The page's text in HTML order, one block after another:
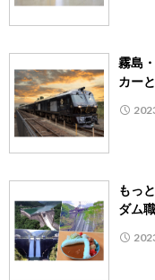
霧島
カー
もっ
ダム